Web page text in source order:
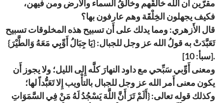
مقرّين أَن الله خالقُهم وخالقُ السماء والأَرض ومن فيهن،
فكيف يجهلون الخِلْقَة وهم عارفون بها؟
قال الأَزهري: ومما يدلك على أَن تسبيح هذه المخلوقات تسبيح
تَعَبَّدَتْ به قولُ الله عز وجل للجبال: {يَا جِبَالُ أَوِّبِي مَعَهُ وَالطَّيْرَ}
[سبأ: 10].
ومعنى أَوِّبي سَبِّحي مع داود النهارَ كلَّه إِلى الليل؛ ولا يجوز أَن
يكون معنى أَمر الله عز وجل للجبال بالتأْويب إِلا تَعَبُّداً لها؛
وكذلك قوله تعالى: {أَلَمْ تَرَ أَنَّ اللَّهَ يَسْجُدُ لَهُ مَنْ فِي السَّمَوَاتِ